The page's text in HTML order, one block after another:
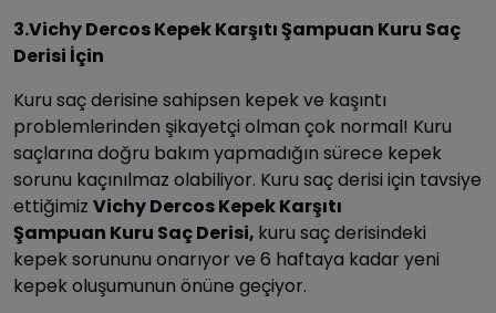
3.Vichy Dercos Kepek Karşıtı Şampuan Kuru Saç
Derisi İçin
Kuru saç derisine sahipsen kepek ve kaşıntı
problemlerinden şikayetçi olman çok normal! Kuru
saçlarına doğru bakım yapmadığın sürece kepek
sorunu kaçınılmaz olabiliyor. Kuru saç derisi için tavsiye
ettiğimiz Vichy Dercos Kepek Karşıtı
Şampuan Kuru Saç Derisi, kuru saç derisindeki
kepek sorununu onarıyor ve 6 haftaya kadar yeni
kepek oluşumunun önüne geçiyor.